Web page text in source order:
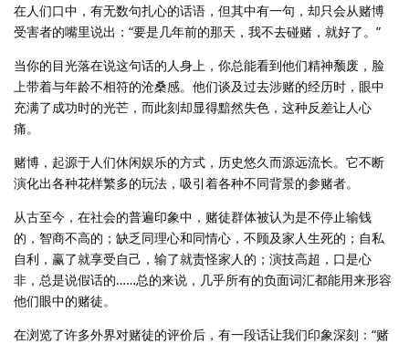
在人们口中，有无数句扎心的话语，但其中有一句，却只会从赌博
受害者的嘴里说出：“要是几年前的那天，我不去碰赌，就好了。”
当你的目光落在说这句话的人身上，你总能看到他们精神颓废，脸
上带着与年龄不相符的沧桑感。他们谈及过去涉赌的经历时，眼中
充满了成功时的光芒，而此刻却显得黯然失色，这种反差让人心
痛。
赌博，起源于人们休闲娱乐的方式，历史悠久而源远流长。它不断
演化出各种花样繁多的玩法，吸引着各种不同背景的参赌者。
从古至今，在社会的普遍印象中，赌徒群体被认为是不停止输钱
的，智商不高的；缺乏同理心和同情心，不顾及家人生死的；自私
自利，赢了就享受自己，输了就责怪家人的；演技高超，口是心
非，总是说假话的……总的来说，几乎所有的负面词汇都能用来形容
他们眼中的赌徒。
在浏览了许多外界对赌徒的评价后，有一段话让我们印象深刻：“赌